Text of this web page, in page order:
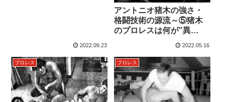
2022.09.23
アントニオ猪木の強さ・
格闘技術の源流～⑤猪木
のプロレスは何が”異
2022.05.16
プロレス プロレス